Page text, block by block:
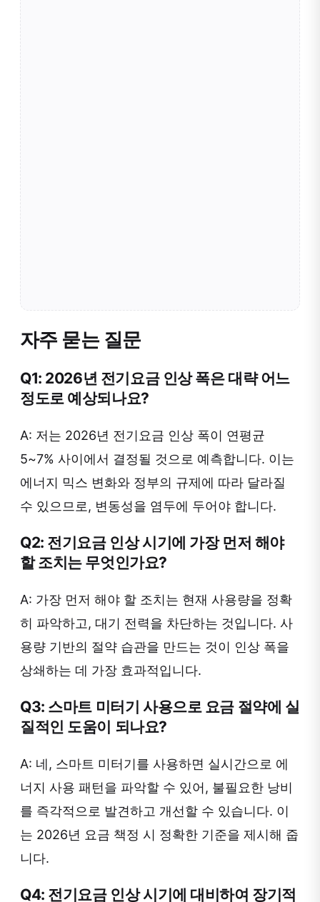
자주 묻는 질문
Q1: 2026년 전기요금 인상 폭은 대략 어느
정도로 예상되나요?
A: 저는 2026년 전기요금 인상 폭이 연평균
5~7% 사이에서 결정될 것으로 예측합니다. 이는
에너지 믹스 변화와 정부의 규제에 따라 달라질
수 있으므로, 변동성을 염두에 두어야 합니다.
Q2: 전기요금 인상 시기에 가장 먼저 해야
할 조치는 무엇인가요?
A: 가장 먼저 해야 할 조치는 현재 사용량을 정확
히 파악하고, 대기 전력을 차단하는 것입니다. 사
용량 기반의 절약 습관을 만드는 것이 인상 폭을
상쇄하는 데 가장 효과적입니다.
Q3: 스마트 미터기 사용으로 요금 절약에 실
질적인 도움이 되나요?
A: 네, 스마트 미터기를 사용하면 실시간으로 에
너지 사용 패턴을 파악할 수 있어, 불필요한 낭비
를 즉각적으로 발견하고 개선할 수 있습니다. 이
는 2026년 요금 책정 시 정확한 기준을 제시해 줍
니다.
Q4: 전기요금 인상 시기에 대비하여 장기적